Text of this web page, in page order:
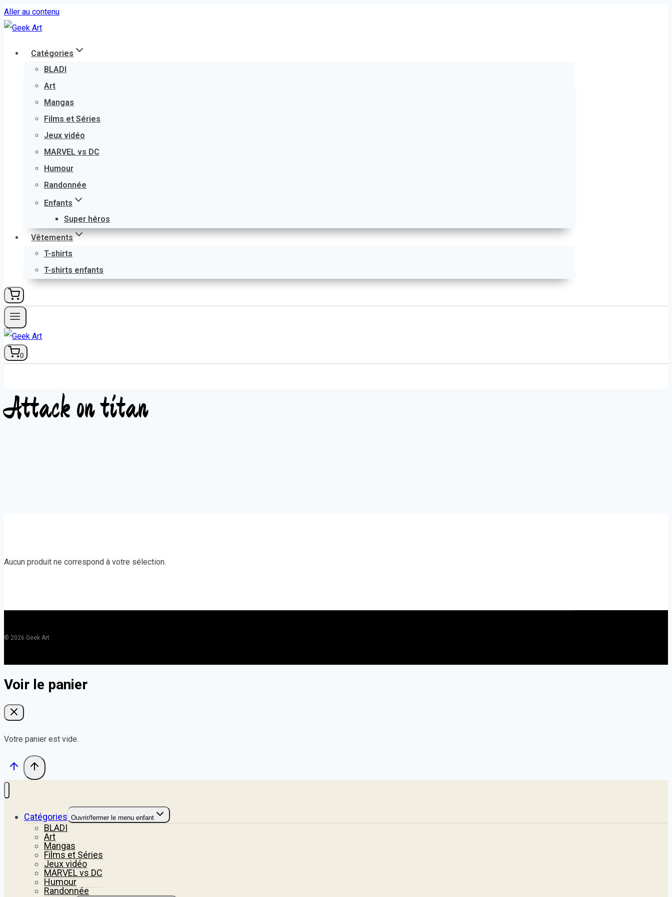
Aller au contenu
Catégories
BLADI
Art
Mangas
Films et Séries
Jeux vidéo
MARVEL vs DC
Humour
Randonnée
Enfants
Super héros
Vêtements
T-shirts
T-shirts enfants
0
Attack on titan
Aucun produit ne correspond à votre sélection.
© 2026 Geek Art
Voir le panier
Votre panier est vide.
Catégories Ouvrir/fermer le menu enfant
BLADI
Art
Mangas
Films et Séries
Jeux vidéo
MARVEL vs DC
Humour
Randonnée